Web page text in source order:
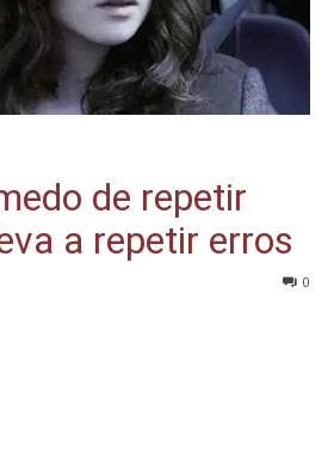
de repetir
a repetir erros
0